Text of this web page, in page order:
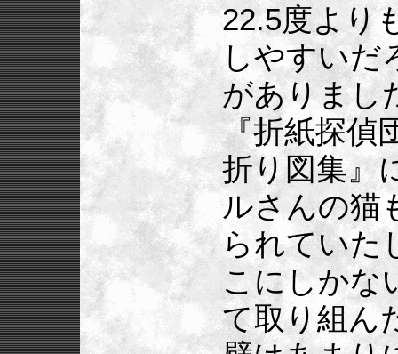
22.5度より
しやすいだ
がありまし
『折紙探偵
折り図集』
ルさんの猫
られていた
こにしかな
て取り組ん